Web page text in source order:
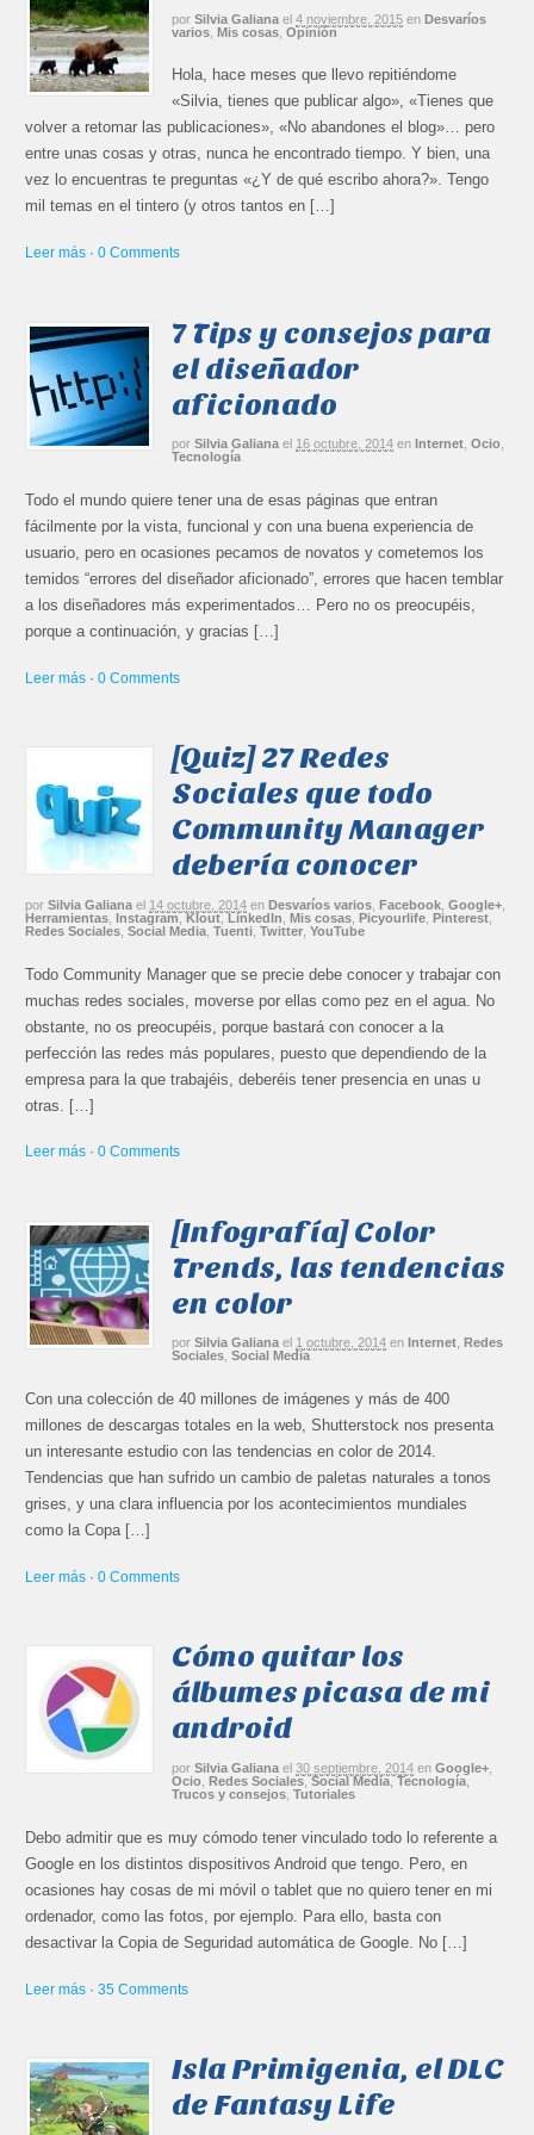
por Silvia Galiana el 4 noviembre, 2015 en Desvaríos
varios ,Mis cosas ,Opinión
Hola, hace meses que llevo repitiéndome
«Silvia, tienes que publicar algo», «Tienes que
volver a retomar las publicaciones», «No abandones el blog»… pero
entre unas cosas y otras, nunca he encontrado tiempo. Y bien, una
vez lo encuentras te preguntas «¿Y de qué escribo ahora?». Tengo
mil temas en el tintero (y otros tantos en […]
Leer más ·0 Comments
7 Tips y consejos para
el diseñador
aficionado
por Silvia Galiana el 16 octubre, 2014 en Internet ,Ocio
Tecnología
Todo el mundo quiere tener una de esas páginas que entran
fácilmente por la vista, funcional y con una buena experiencia de
usuario, pero en ocasiones pecamos de novatos y cometemos los
temidos “errores del diseñador aficionado”, errores que hacen temblar
a los diseñadores más experimentados… Pero no os preocupéis,
porque a continuación, y gracias […]
Leer más ·0 Comments
[Quiz] 27 Redes
Sociales que todo
Community Manager
debería conocer
por Silvia Galiana el 14 octubre, 2014 en Desvaríos varios ,Facebook ,Google+
Herramientas ,Instagram,Klout,LinkedIn ,Mis cosas ,Picyourlife ,Pinterest
Redes Sociales ,Social Media ,Tuenti ,Twitter ,YouTube
Todo Community Manager que se precie debe conocer y trabajar con
muchas redes sociales, moverse por ellas como pez en el agua. No
obstante, no os preocupéis, porque bastará con conocer a la
perfección las redes más populares, puesto que dependiendo de la
empresa para la que trabajéis, deberéis tener presencia en unas u
otras. […]
Leer más ·0 Comments
[Infografía] Color
Trends, las tendencias
en color
por Silvia Galiana el 1 octubre, 2014 en Internet
Redes
Sociales ,Social Media
Con una colección de 40 millones de imágenes y más de 400
millones de descargas totales en la web, Shutterstock nos presenta
un interesante estudio con las tendencias en color de 2014.
Tendencias que han sufrido un cambio de paletas naturales a tonos
grises, y una clara influencia por los acontecimientos mundiales
como la Copa […]
Leer más ·0 Comments
Cómo quitar los
álbumes picasa de mi
android
por Silvia Galiana el 30 septiembre, 2014 en Google+
Ocio ,Redes Sociales,Social Media,Tecnología
Trucos y consejos ,Tutoriales
Debo admitir que es muy cómodo tener vinculado todo lo referente a
Google en los distintos dispositivos Android que tengo. Pero, en
ocasiones hay cosas de mi móvil o tablet que no quiero tener en mi
ordenador, como las fotos, por ejemplo. Para ello, basta con
desactivar la Copia de Seguridad automática de Google. No […]
Leer más ·35 Comments
Isla Primigenia, el DLC
de Fantasy Life